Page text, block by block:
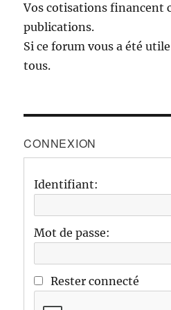
Vos cotisations financent
publications.
Si ce forum vous a été
tous.
CONNEXION
Identifiant:
Mot de passe:
Rester connecté